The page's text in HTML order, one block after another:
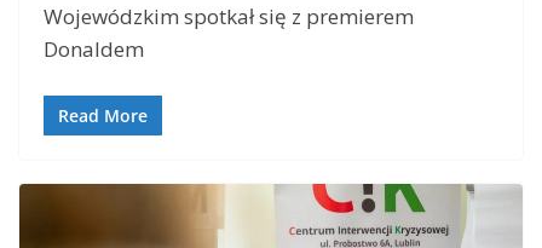
Wojewódzkim spotkał się z premierem
Donaldem
Read More